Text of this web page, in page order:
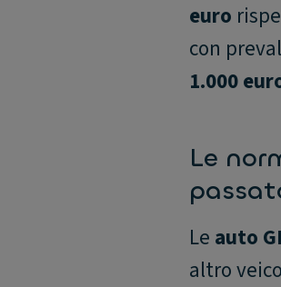
euro
con
1.000
Le
Le auto
altro